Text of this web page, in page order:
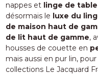
nappes et linge de
désormais le luxe du
de maison haut de
de lit haut de gamme,
housses de couette en
mais aussi en pur lin,
collections Le Jacquard